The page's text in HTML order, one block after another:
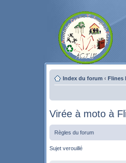
Index du forum ‹ Flines
Virée à moto à
Règles du forum
Sujet verouillé